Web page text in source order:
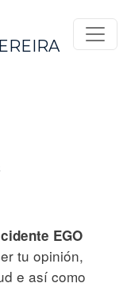
EGO
tu opinión,
e así como